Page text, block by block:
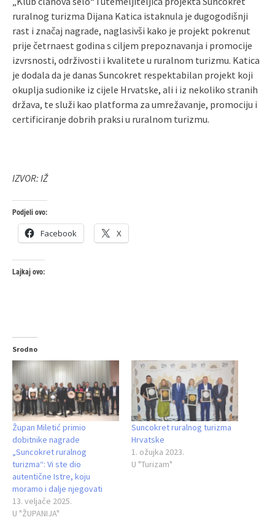
ruralnog turizma Dijana Katica istaknula je dugogodišnji
rast i značaj nagrade, naglasivši kako je projekt pokrenut
prije četrnaest godina s ciljem prepoznavanja i promocije
izvrsnosti, održivosti i kvalitete u ruralnom turizmu. Katica
je dodala da je danas Suncokret respektabilan projekt koji
okuplja sudionike iz cijele Hrvatske, ali i iz nekoliko stranih
država, te služi kao platforma za umrežavanje, promociju i
certificiranje dobrih praksi u ruralnom turizmu.
IZVOR: IŽ
Podjeli ovo:
Facebook X
Lajkaj ovo:
Srodno
Župan Miletić primio
dobitnike nagrade
„Suncokret ruralnog
turizma“: Vi ste dio
autentične Istre, koju
moramo i dalje njegovati
13. veljače 2025.
U "ŽUPANIJA"
Suncokret ruralnog turizma
Hrvatske
1. ožujka 2023.
U "Turizam"